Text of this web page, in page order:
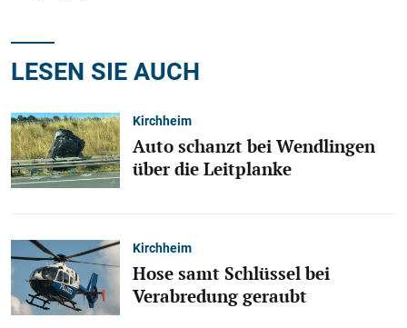
LESEN SIE AUCH
Kirchheim
Auto schanzt bei Wendlingen
über die Leitplanke
Kirchheim
Hose samt Schlüssel bei
Verabredung geraubt